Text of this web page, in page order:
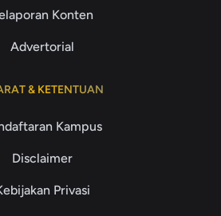
Konten
Advertorial
& KETENTUAN
Kampus
Disclaimer
Privasi